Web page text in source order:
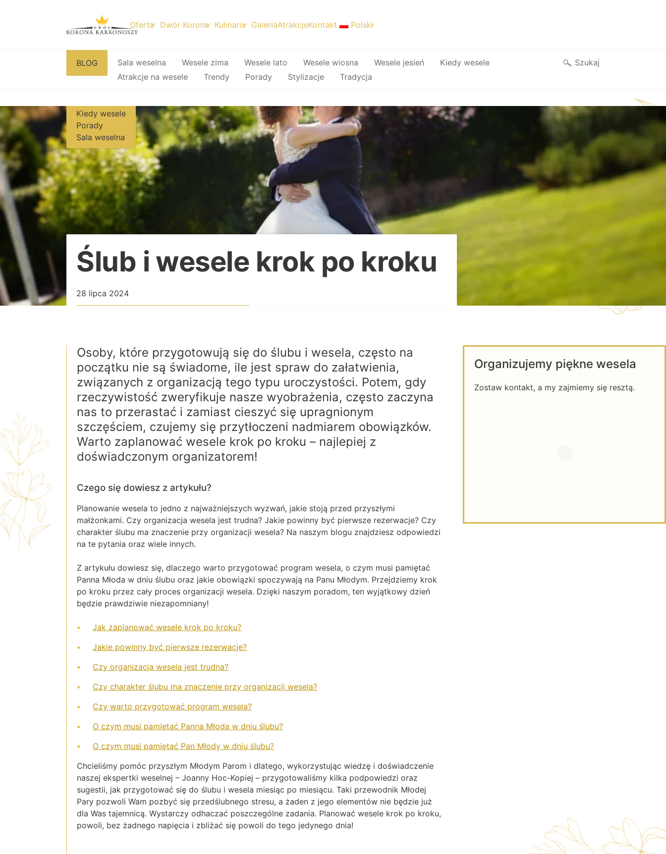
treści
Oferta Dwór Korona Kulinaria GaleriaAtrakcjeKontakt Polski
BLOG Sala weselna Wesele zima Wesele lato Wesele wiosna Wesele jesień
Kiedy wesele
Atrakcje na wesele
Trendy Porady Stylizacje Tradycja
Ślub i wesele krok po kroku
28 lipca 2024
Kiedy wesele
Porady
Sala weselna
Osoby, które przygotowują się do ślubu i wesela, często na
początku nie są świadome, ile jest spraw do załatwienia,
związanych z organizacją tego typu uroczystości. Potem, gdy
rzeczywistość zweryfikuje nasze wyobrażenia, często zaczyna
nas to przerastać i zamiast cieszyć się upragnionym
szczęściem, czujemy się przytłoczeni nadmiarem obowiązków.
Warto zaplanować wesele krok po kroku – najlepiej z
doświadczonym organizatorem!
Czego się dowiesz z artykułu?
Planowanie wesela to jedno z najważniejszych wyzwań, jakie stoją przed przyszłymi
małżonkami. Czy organizacja wesela jest trudna? Jakie powinny być pierwsze rezerwacje? Czy
charakter ślubu ma znaczenie przy organizacji wesela? Na naszym blogu znajdziesz odpowiedzi
na te pytania oraz wiele innych.
Z artykułu dowiesz się, dlaczego warto przygotować program wesela, o czym musi pamiętać
Panna Młoda w dniu ślubu oraz jakie obowiązki spoczywają na Panu Młodym. Przejdziemy krok
po kroku przez cały proces organizacji wesela. Dzięki naszym poradom, ten wyjątkowy dzień
będzie prawdziwie niezapomniany!
Jak zaplanować wesele krok po kroku?
Jakie powinny być pierwsze rezerwacje?
Czy organizacja wesela jest trudna?
Czy charakter ślubu ma znaczenie przy organizacji wesela?
Czy warto przygotować program wesela?
O czym musi pamiętać Panna Młoda w dniu ślubu?
O czym musi pamiętać Pan Młody w dniu ślubu?
Chcieliśmy pomóc przyszłym Młodym Parom i dlatego, wykorzystując wiedzę i doświadczenie
naszej ekspertki weselnej – Joanny Hoc-Kopiej – przygotowaliśmy kilka podpowiedzi oraz
sugestii, jak przygotować się do ślubu i wesela miesiąc po miesiącu. Taki przewodnik Młodej
Pary pozwoli Wam pozbyć się przedślubnego stresu, a żaden z jego elementów nie będzie już
dla Was tajemnicą. Wystarczy odhaczać poszczególne zadania. Planować wesele krok po kroku,
powoli, bez żadnego napięcia i zbliżać się powoli do tego jedynego dnia!
Organizujemy piękne wesela
Zostaw kontakt, a my zajmiemy się resztą.